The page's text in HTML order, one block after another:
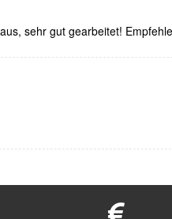
sehr gut gearbeitet!